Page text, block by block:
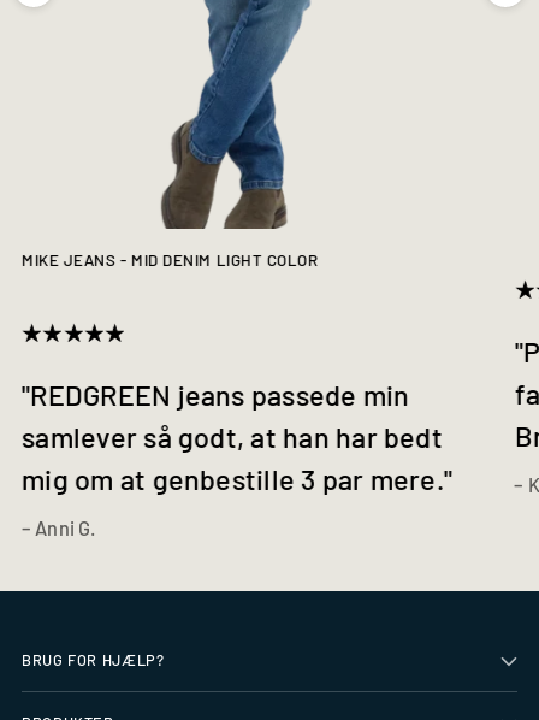
"REDGREEN jeans passede min
samlever så godt, at han har bedt
mig om at genbestille 3 par mere."
– Anni G.
MIKE JEANS - MID DENIM LIGHT COLOR
–
BRUG FOR HJÆLP?